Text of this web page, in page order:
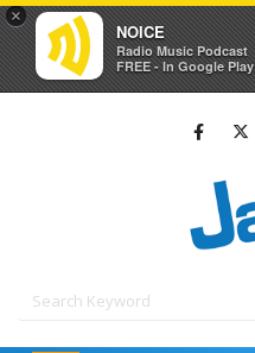
×
NOICE
Radio Music Podcast
FREE - In Google Play